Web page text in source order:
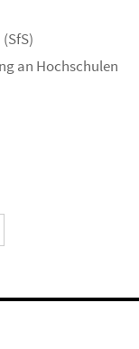
an Hochschulen